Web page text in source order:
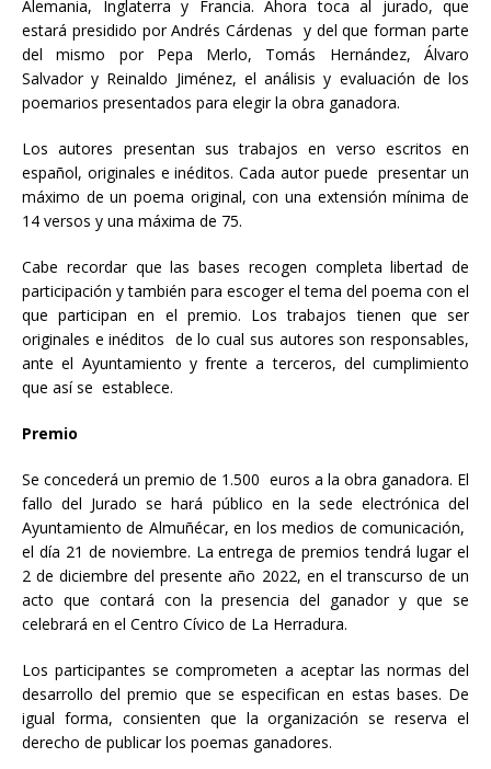
Alemania, Inglaterra y Francia. Ahora toca al jurado, que
estará presidido por Andrés Cárdenas y del que forman parte
del mismo por Pepa Merlo, Tomás Hernández, Álvaro
Salvador y Reinaldo Jiménez, el análisis y evaluación de los
poemarios presentados para elegir la obra ganadora.
Los autores presentan sus trabajos en verso escritos en
español, originales e inéditos. Cada autor puede presentar un
máximo de un poema original, con una extensión mínima de
14 versos y una máxima de 75.
Cabe recordar que las bases recogen completa libertad de
participación y también para escoger el tema del poema con el
que participan en el premio. Los trabajos tienen que ser
originales e inéditos de lo cual sus autores son responsables,
ante el Ayuntamiento y frente a terceros, del cumplimiento
que así se establece.
Premio
Se concederá un premio de 1.500 euros a la obra ganadora. El
fallo del Jurado se hará público en la sede electrónica del
Ayuntamiento de Almuñécar, en los medios de comunicación,
el día 21 de noviembre. La entrega de premios tendrá lugar el
2 de diciembre del presente año 2022, en el transcurso de un
acto que contará con la presencia del ganador y que se
celebrará en el Centro Cívico de La Herradura.
Los participantes se comprometen a aceptar las normas del
desarrollo del premio que se especifican en estas bases. De
igual forma, consienten que la organización se reserva el
derecho de publicar los poemas ganadores.